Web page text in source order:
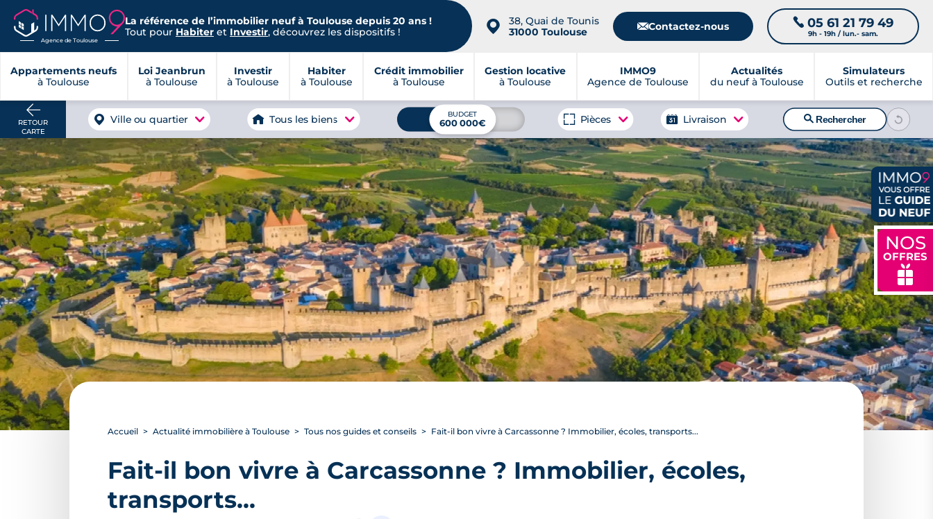
Agence de Toulouse
La référence de l’immobilier neuf à Toulouse depuis 20 ans !
Tout pour Habiter et Investir, découvrez les dispositifs ! 📍
38, Quai de Tounis
31000 Toulouse
📧Contactez-nous 📞 05 61 21 79 49
9h - 19h / lun.- sam.
Appartements neufs
à Toulouse
Loi Jeanbrun
à Toulouse
Investir
à Toulouse
Habiter
à Toulouse
Crédit immobilier
à Toulouse
Gestion locative
à Toulouse
IMMO9
Agence de Toulouse
Actualités
du neuf à Toulouse
Simulateurs
Outils et recherche
NOS
OFFRES
🎁
RETOUR
CARTE
Ville ou quartier Tous les biens BUDGET
600 000€ Pièces Livraison 🔍Rechercher
Accueil Actualité immobilière à Toulouse Tous nos guides et conseils Fait-il bon vivre à Carcassonne ? Immobilier, écoles, transports...
Fait-il bon vivre à Carcassonne ? Immobilier, écoles,
transports...